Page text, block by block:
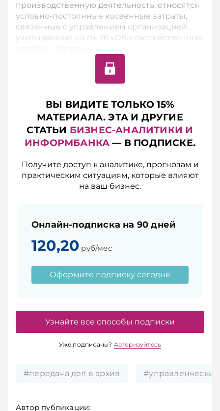
производственную деятельность, относятся
условно-­постоянные косвенные затраты,
связанные с управлением организацией,
учитываемые на сч. 26 «Общехозяйственные
ВЫ ВИДИТЕ ТОЛЬКО 15%
МАТЕРИАЛА. ЭТА И ДРУГИЕ
СТАТЬИ БИЗНЕС-АНАЛИТИКИ И
ИНФОРМБАНКА — В ПОДПИСКЕ.
Получите доступ к аналитике, прогнозам и
практическим ситуациям, которые влияют
на ваш бизнес.
Онлайн-подписка на 90 дней
120,20 руб/мес
Оформите подписку сегодня
Узнайте все способы подписки
Уже подписаны? Авторизуйтесь
#передача дел в архив
Автор публикации: